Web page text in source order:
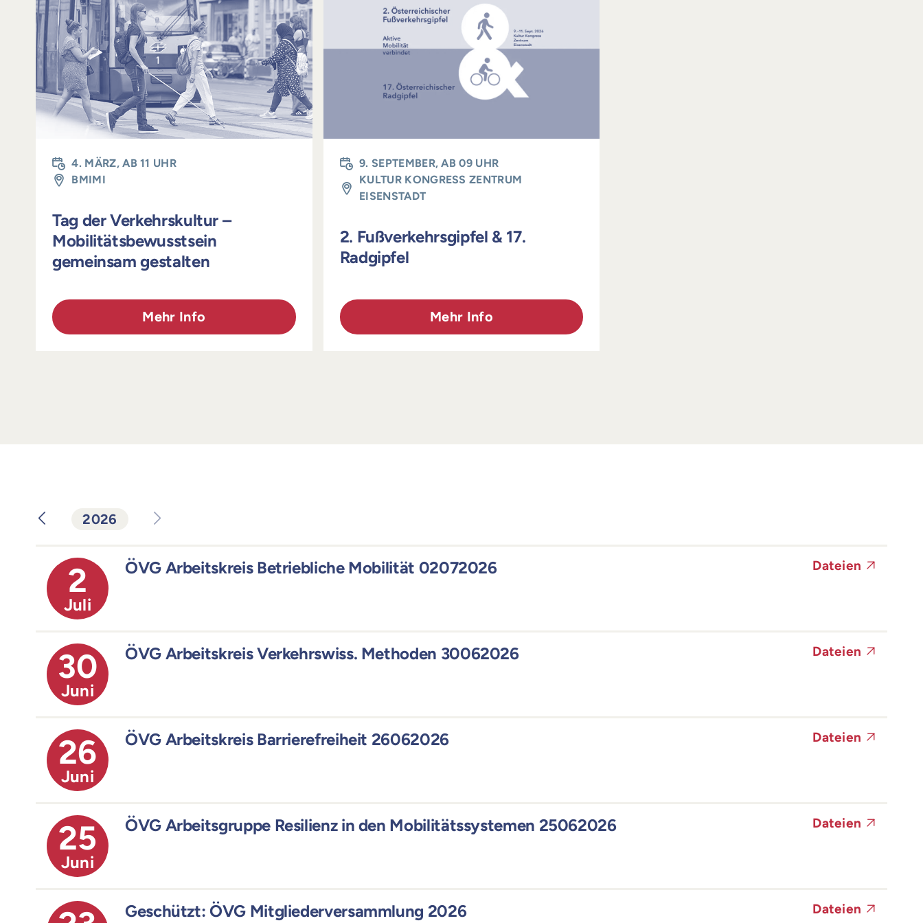
4. MÄRZ, AB 11 UHR
BMIMI
Tag der Verkehrskultur –
Mobilitätsbewusstsein
gemeinsam gestalten
Mehr Info
9. SEPTEMBER, AB 09 UHR
KULTUR KONGRESS ZENTRUM
EISENSTADT
2. Fußverkehrsgipfel & 17.
Radgipfel
Mehr Info
2026
2
Juli
ÖVG Arbeitskreis Betriebliche Mobilität 02072026 Dateien
30
Juni
ÖVG Arbeitskreis Verkehrswiss. Methoden 30062026 Dateien
26
Juni
ÖVG Arbeitskreis Barrierefreiheit 26062026 Dateien
25
Juni
ÖVG Arbeitsgruppe Resilienz in den Mobilitätssystemen 25062026 Dateien
Geschützt: ÖVG Mitgliederversammlung 2026 Dateien